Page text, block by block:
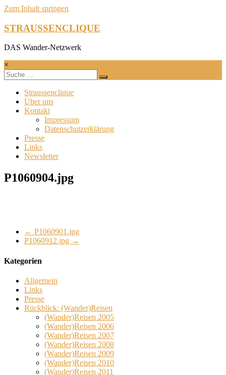
Zum Inhalt springen
STRAUSSENCLIQUE
DAS Wander-Netzwerk
×
Straussenclique
Über uns
Kontakt
Impressum
Datenschutzerklärung
Presse
Links
Newsletter
P1060904.jpg
← P1060901.jpg
P1060912.jpg →
Kategorien
Allgemein
Links
Presse
Rückblick: (Wander)Reisen
(Wander)Reisen 2005
(Wander)Reisen 2006
(Wander)Reisen 2007
(Wander)Reisen 2008
(Wander)Reisen 2009
(Wander)Reisen 2010
(Wander)Reisen 2011